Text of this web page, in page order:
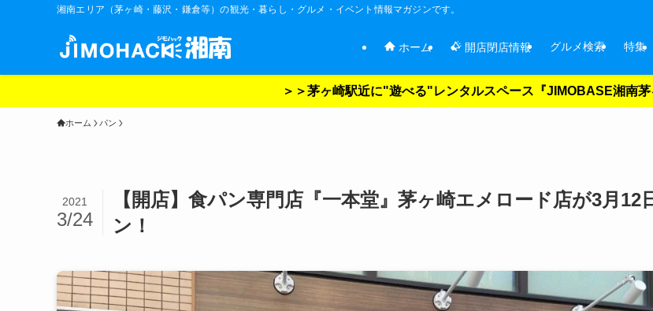
湘南エリア（茅ヶ崎・藤沢・鎌倉等）の観光・暮らし・グルメ・イベント情報マガジンです。
ホーム 開店閉店情報 グルメ検索 特集
＞＞茅ヶ崎駅近に"遊べる"レンタルスペース『JIMOBASE湘南茅
ホーム パン
【開店】食パン専門店『一本堂』茅ヶ崎エメロード店が3月12
ン！
2021
3/24